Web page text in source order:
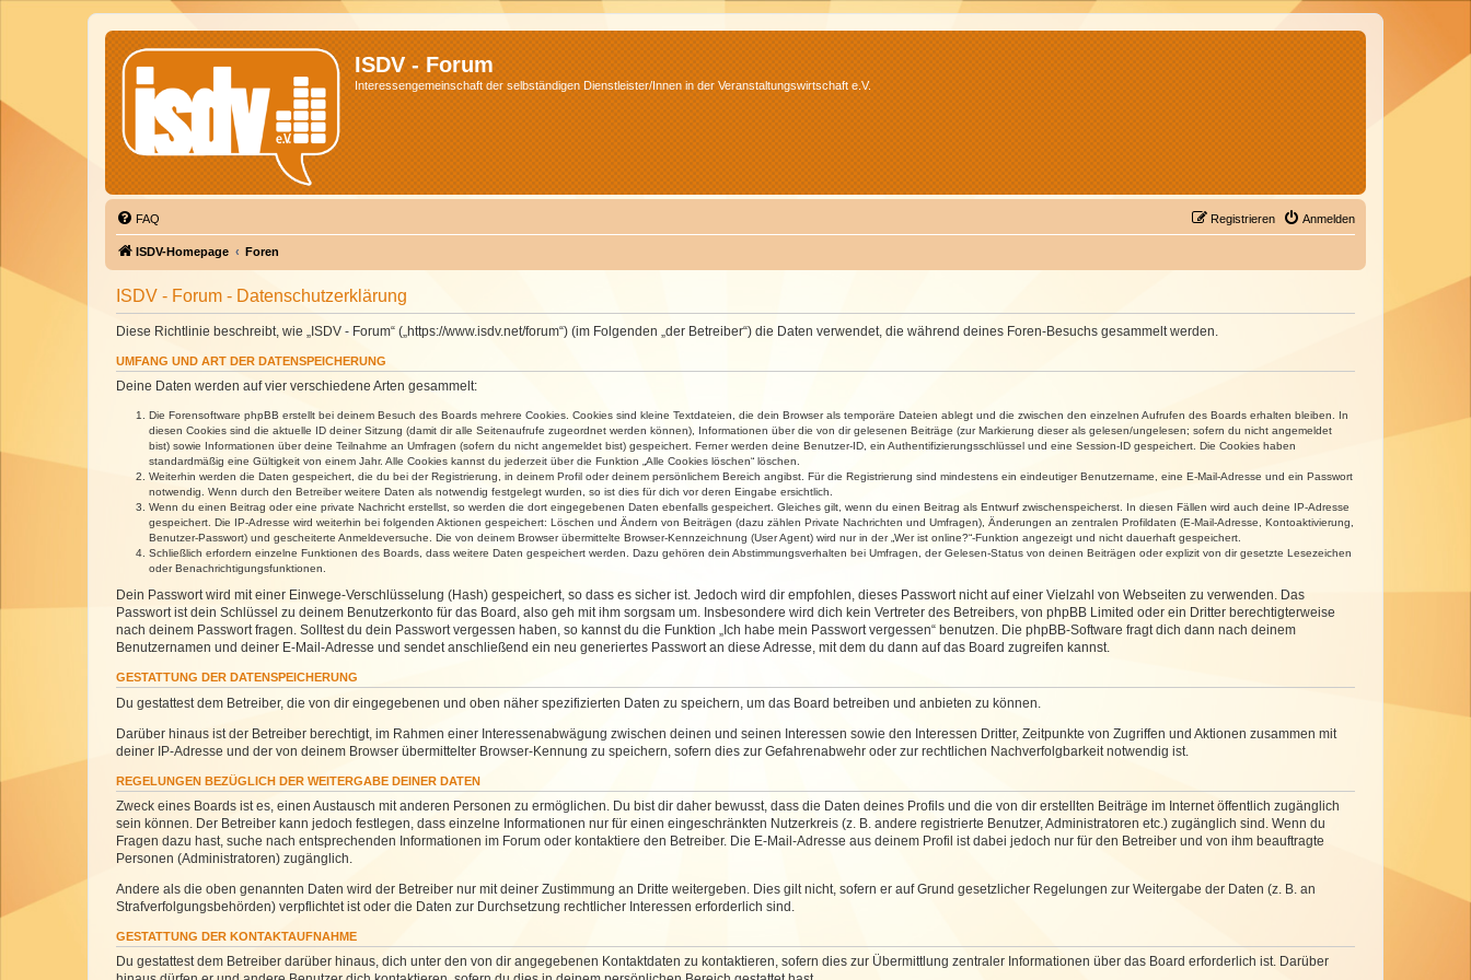
ISDV - Forum
Interessengemeinschaft der selbständigen Dienstleister/Innen in der Veranstaltungswirtschaft e.V.
FAQ Anmelden
Registrieren
ISDV-Homepage Foren
ISDV - Forum - Datenschutzerklärung
Diese Richtlinie beschreibt, wie „ISDV - Forum“ („https://www.isdv.net/forum“) (im Folgenden „der Betreiber“) die Daten verwendet, die während deines Foren-Besuchs gesammelt werden.
UMFANG UND ART DER DATENSPEICHERUNG
Deine Daten werden auf vier verschiedene Arten gesammelt:
Die Forensoftware phpBB erstellt bei deinem Besuch des Boards mehrere Cookies. Cookies sind kleine Textdateien, die dein Browser als temporäre Dateien ablegt und die zwischen den einzelnen Aufrufen des Boards erhalten bleiben. In
diesen Cookies sind die aktuelle ID deiner Sitzung (damit dir alle Seitenaufrufe zugeordnet werden können), Informationen über die von dir gelesenen Beiträge (zur Markierung dieser als gelesen/ungelesen; sofern du nicht angemeldet
bist) sowie Informationen über deine Teilnahme an Umfragen (sofern du nicht angemeldet bist) gespeichert. Ferner werden deine Benutzer-ID, ein Authentifizierungsschlüssel und eine Session-ID gespeichert. Die Cookies haben
standardmäßig eine Gültigkeit von einem Jahr. Alle Cookies kannst du jederzeit über die Funktion „Alle Cookies löschen“ löschen.
Weiterhin werden die Daten gespeichert, die du bei der Registrierung, in deinem Profil oder deinem persönlichem Bereich angibst. Für die Registrierung sind mindestens ein eindeutiger Benutzername, eine E-Mail-Adresse und ein Passwort
notwendig. Wenn durch den Betreiber weitere Daten als notwendig festgelegt wurden, so ist dies für dich vor deren Eingabe ersichtlich.
Wenn du einen Beitrag oder eine private Nachricht erstellst, so werden die dort eingegebenen Daten ebenfalls gespeichert. Gleiches gilt, wenn du einen Beitrag als Entwurf zwischenspeicherst. In diesen Fällen wird auch deine IP-Adresse
gespeichert. Die IP-Adresse wird weiterhin bei folgenden Aktionen gespeichert: Löschen und Ändern von Beiträgen (dazu zählen Private Nachrichten und Umfragen), Änderungen an zentralen Profildaten (E-Mail-Adresse, Kontoaktivierung,
Benutzer-Passwort) und gescheiterte Anmeldeversuche. Die von deinem Browser übermittelte Browser-Kennzeichnung (User Agent) wird nur in der „Wer ist online?“-Funktion angezeigt und nicht dauerhaft gespeichert.
Schließlich erfordern einzelne Funktionen des Boards, dass weitere Daten gespeichert werden. Dazu gehören dein Abstimmungsverhalten bei Umfragen, der Gelesen-Status von deinen Beiträgen oder explizit von dir gesetzte Lesezeichen
oder Benachrichtigungsfunktionen.
Dein Passwort wird mit einer Einwege-Verschlüsselung (Hash) gespeichert, so dass es sicher ist. Jedoch wird dir empfohlen, dieses Passwort nicht auf einer Vielzahl von Webseiten zu verwenden. Das
Passwort ist dein Schlüssel zu deinem Benutzerkonto für das Board, also geh mit ihm sorgsam um. Insbesondere wird dich kein Vertreter des Betreibers, von phpBB Limited oder ein Dritter berechtigterweise
nach deinem Passwort fragen. Solltest du dein Passwort vergessen haben, so kannst du die Funktion „Ich habe mein Passwort vergessen“ benutzen. Die phpBB-Software fragt dich dann nach deinem
Benutzernamen und deiner E-Mail-Adresse und sendet anschließend ein neu generiertes Passwort an diese Adresse, mit dem du dann auf das Board zugreifen kannst.
GESTATTUNG DER DATENSPEICHERUNG
Du gestattest dem Betreiber, die von dir eingegebenen und oben näher spezifizierten Daten zu speichern, um das Board betreiben und anbieten zu können.
Darüber hinaus ist der Betreiber berechtigt, im Rahmen einer Interessenabwägung zwischen deinen und seinen Interessen sowie den Interessen Dritter, Zeitpunkte von Zugriffen und Aktionen zusammen mit
deiner IP-Adresse und der von deinem Browser übermittelter Browser-Kennung zu speichern, sofern dies zur Gefahrenabwehr oder zur rechtlichen Nachverfolgbarkeit notwendig ist.
REGELUNGEN BEZÜGLICH DER WEITERGABE DEINER DATEN
Zweck eines Boards ist es, einen Austausch mit anderen Personen zu ermöglichen. Du bist dir daher bewusst, dass die Daten deines Profils und die von dir erstellten Beiträge im Internet öffentlich zugänglich
sein können. Der Betreiber kann jedoch festlegen, dass einzelne Informationen nur für einen eingeschränkten Nutzerkreis (z. B. andere registrierte Benutzer, Administratoren etc.) zugänglich sind. Wenn du
Fragen dazu hast, suche nach entsprechenden Informationen im Forum oder kontaktiere den Betreiber. Die E-Mail-Adresse aus deinem Profil ist dabei jedoch nur für den Betreiber und von ihm beauftragte
Personen (Administratoren) zugänglich.
Andere als die oben genannten Daten wird der Betreiber nur mit deiner Zustimmung an Dritte weitergeben. Dies gilt nicht, sofern er auf Grund gesetzlicher Regelungen zur Weitergabe der Daten (z. B. an
Strafverfolgungsbehörden) verpflichtet ist oder die Daten zur Durchsetzung rechtlicher Interessen erforderlich sind.
GESTATTUNG DER KONTAKTAUFNAHME
Du gestattest dem Betreiber darüber hinaus, dich unter den von dir angegebenen Kontaktdaten zu kontaktieren, sofern dies zur Übermittlung zentraler Informationen über das Board erforderlich ist. Darüber